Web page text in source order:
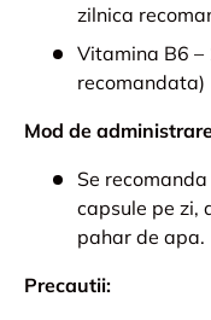
zilnica
Vitamina B6 –
recomandata)
Mod de
Se
capsule pe zi,
pahar de apa.
Precautii: